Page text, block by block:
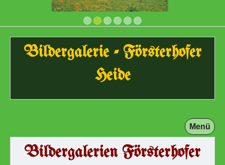
Bildergalerie - Försterhofer
Heide
Menü
Bildergalerien Försterhofer